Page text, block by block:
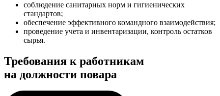
соблюдение санитарных норм и гигиенических
стандартов;
обеспечение эффективного командного взаимодействия;
проведение учета и инвентаризации, контроль остатков
сырья.
Требования к работникам
на должности повара